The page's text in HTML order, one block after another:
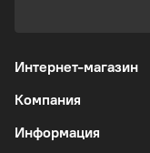
Интернет-магазин
Компания
Информация